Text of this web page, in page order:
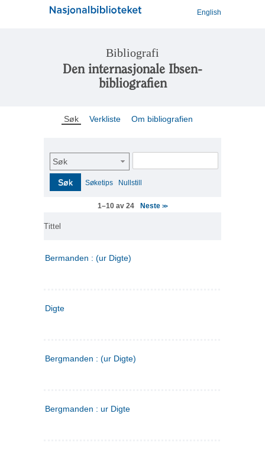
English
Bibliografi
Den internasjonale Ibsen-
bibliografien
Søk Verkliste Om bibliografien
Søk
Søk Søketips Nullstill
1–10 av 24 Neste>>
Tittel
Bermanden : (ur Digte)
Digte
Bergmanden : (ur Digte)
Bergmanden : ur Digte